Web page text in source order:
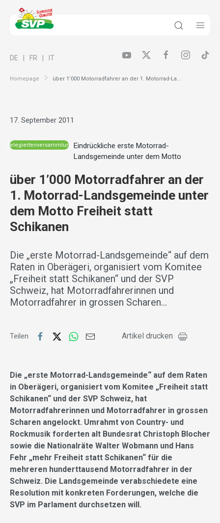
Homepage über 1’000 Motorradfahrer an der 1. Motorrad-La...
DE FR IT
17. September 2011
Delegiertenversammlung
Eindrückliche erste Motorrad-
Landsgemeinde unter dem Motto
über 1’000 Motorradfahrer an der
1. Motorrad-Landsgemeinde unter
dem Motto Freiheit statt
Schikanen
Die „erste Motorrad-Landsgemeinde“ auf dem
Raten in Oberägeri, organisiert vom Komitee
„Freiheit statt Schikanen“ und der SVP
Schweiz, hat Motorradfahrerinnen und
Motorradfahrer in grossen Scharen…
Teilen Artikel drucken
Die „erste Motorrad-Landsgemeinde“ auf dem Raten
in Oberägeri, organisiert vom Komitee „Freiheit statt
Schikanen“ und der SVP Schweiz, hat
Motorradfahrerinnen und Motorradfahrer in grossen
Scharen angelockt. Umrahmt von Country- und
Rockmusik forderten alt Bundesrat Christoph Blocher
sowie die Nationalräte Walter Wobmann und Hans
Fehr „mehr Freiheit statt Schikanen“ für die
mehreren hunderttausend Motorradfahrer in der
Schweiz. Die Landsgemeinde verabschiedete eine
Resolution mit konkreten Forderungen, welche die
SVP im Parlament durchsetzen will.